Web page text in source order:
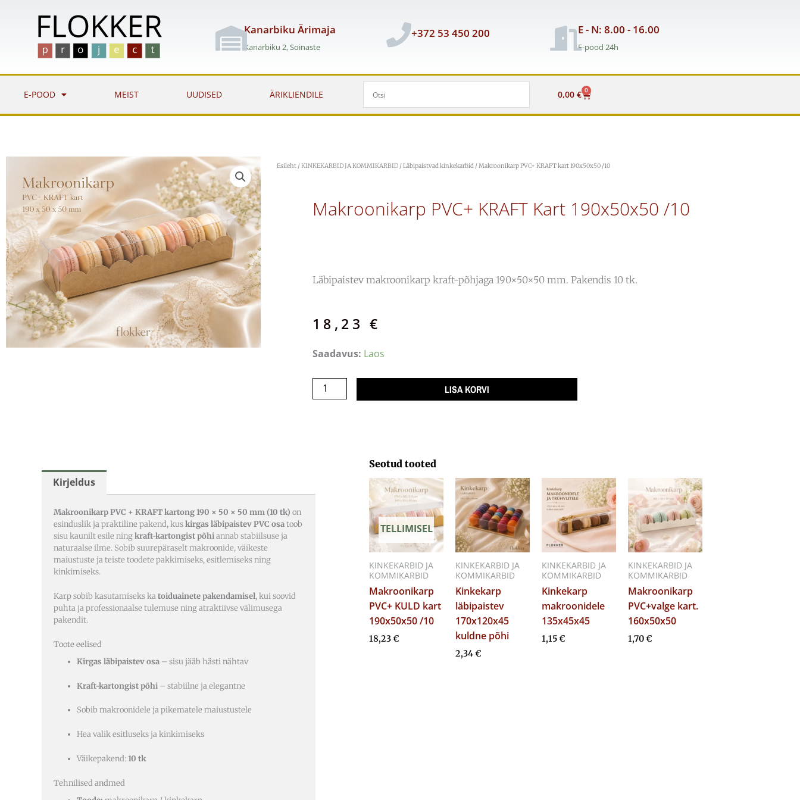
Kanarbiku Ärimaja
Kanarbiku 2, Soinaste
+372 53 450 200 E - N: 8.00 - 16.00
E-pood 24h
E-POOD MEIST UUDISED ÄRIKLIENDILE 0,00 € 0
Cart
Esileht/KINKEKARBID JA KOMMIKARBID/Läbipaistvad kinkekarbid/ Makroonikarp PVC+ KRAFT kart 190x50x50 /10
Makroonikarp PVC+ KRAFT Kart 190x50x50 /10
Läbipaistev makroonikarp kraft-põhjaga 190×50×50 mm. Pakendis 10 tk.
18,23€
Saadavus: Laos
Makroonikarp
KRAFT
kart
LISA KORVI
Kirjeldus
Makroonikarp PVC + KRAFT kartong 190 × 50 × 50 mm (10 tk) on
esinduslik ja praktiline pakend, kuskirgas läbipaistev PVC osatoob
sisu kaunilt esile ningkraft-kartongist põhiannab stabiilsuse ja
naturaalse ilme. Sobib suurepäraselt makroonide, väikeste
maiustuste ja teiste toodete pakkimiseks, esitlemiseks ning
kinkimiseks.
Karp sobib kasutamiseks katoiduainete pakendamisel, kui soovid
puhta ja professionaalse tulemuse ning atraktiivse välimusega
pakendit.
Toote eelised
Kirgas läbipaistev osa – sisu jääb hästi nähtav
Kraft-kartongist põhi – stabiilne ja elegantne
Sobib makroonidele ja pikematele maiustustele
Hea valik esitluseks ja kinkimiseks
Väikepakend:10 tk
Tehnilised andmed
Seotud tooted
TELLIMISEL
KINKEKARBID JA
KOMMIKARBID
Makroonikarp
PVC+ KULD kart
190x50x50 /10
18,23€
KINKEKARBID JA
KOMMIKARBID
Kinkekarp
läbipaistev
170x120x45
kuldne põhi
2,34€
KINKEKARBID JA
KOMMIKARBID
Kinkekarp
makroonidele
135x45x45
1,15€
KINKEKARBID JA
KOMMIKARBID
Makroonikarp
PVC+valge kart.
160x50x50
1,70€